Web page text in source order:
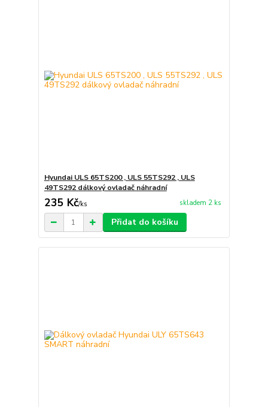
Hyundai ULS 65TS200 , ULS 55TS292 , ULS
49TS292 dálkový ovladač náhradní
235 Kč/ks skladem 2 ks
Přidat do košíku